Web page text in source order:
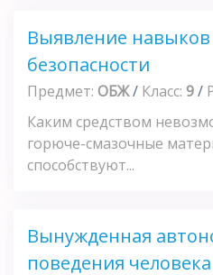
Выявление
безопасности
Предмет: ОБЖ/ Класс: 9/
Каким средством
горюче-смазочные
способствуют...
Вынужденная
поведения